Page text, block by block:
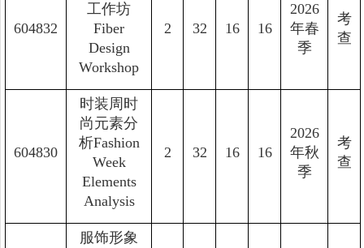
604832
工作坊
Fiber
Design
Workshop
2 32 16 16
2026
年春
季
考
查
604830
时装周时
尚元素分
析Fashion
Week
Elements
Analysis
2 32 16 16
2026
年秋
季
考
查
服饰形象